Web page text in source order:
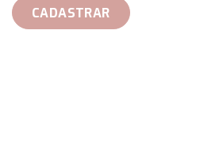
CADASTRAR